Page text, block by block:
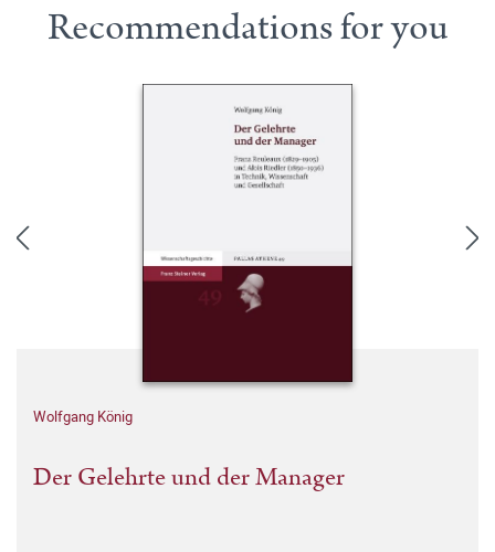
Recommendations for you
Wolfgang König
Der Gelehrte und der Manager